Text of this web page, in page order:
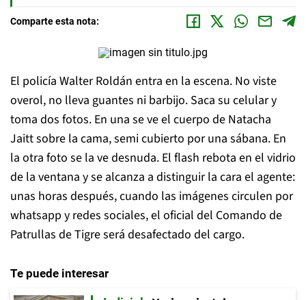
Comparte esta nota:
El policía Walter Roldán entra en la escena. No viste
overol, no lleva guantes ni barbijo. Saca su celular y
toma dos fotos. En una se ve el cuerpo de Natacha
Jaitt sobre la cama, semi cubierto por una sábana. En
la otra foto se la ve desnuda. El flash rebota en el vidrio
de la ventana y se alcanza a distinguir la cara el agente:
unas horas después, cuando las imágenes circulen por
whatsapp y redes sociales, el oficial del Comando de
Patrullas de Tigre será desafectado del cargo.
Te puede interesar